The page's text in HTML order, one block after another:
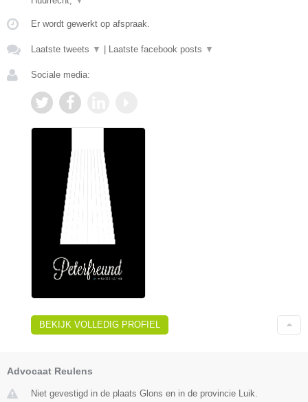
Er wordt gewerkt op afspraak.
Laatste tweets ▼ Laatste facebook posts ▼
Sociale media:
BEKIJK VOLLEDIG PROFIEL
Advocaat Reulens
Niet gevestigd in de plaats Glons en in de provincie Luik.